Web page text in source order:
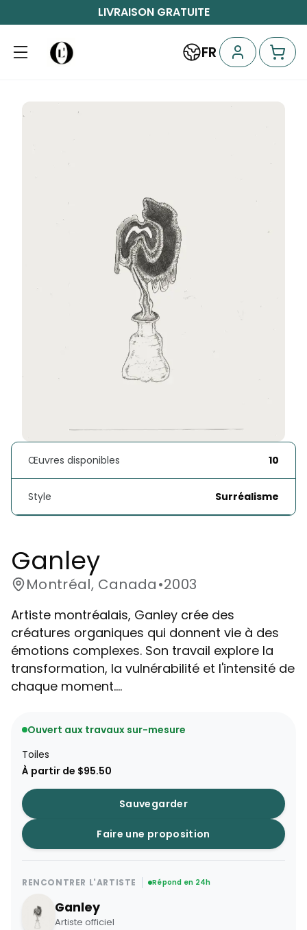
LIVRAISON GRATUITE
FR
Œuvres disponibles 10
Style Surréalisme
Ganley
Montréal, Canada•2003
Artiste montréalais, Ganley crée des
créatures organiques qui donnent vie à des
émotions complexes. Son travail explore la
transformation, la vulnérabilité et l'intensité de
chaque moment....
Ouvert aux travaux sur-mesure
Toiles
À partir de $95.50
Sauvegarder
Faire une proposition
RENCONTRER L'ARTISTE Répond en 24h
Ganley
Artiste officiel